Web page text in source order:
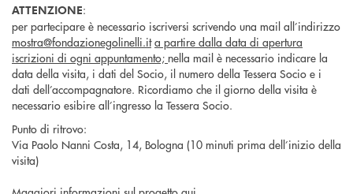
ATTENZIONE:
per partecipare è necessario iscriversi scrivendo una mail all’indirizzo
mostra@fondazionegolinelli.it a partire dalla data di apertura
iscrizioni di ogni appuntamento; nella mail è necessario indicare la
data della visita, i dati del Socio, il numero della Tessera Socio e i
dati dell’accompagnatore. Ricordiamo che il giorno della visita è
necessario esibire all’ingresso la Tessera Socio.
Punto di ritrovo:
Via Paolo Nanni Costa, 14, Bologna (10 minuti prima dell’inizio della
visita)